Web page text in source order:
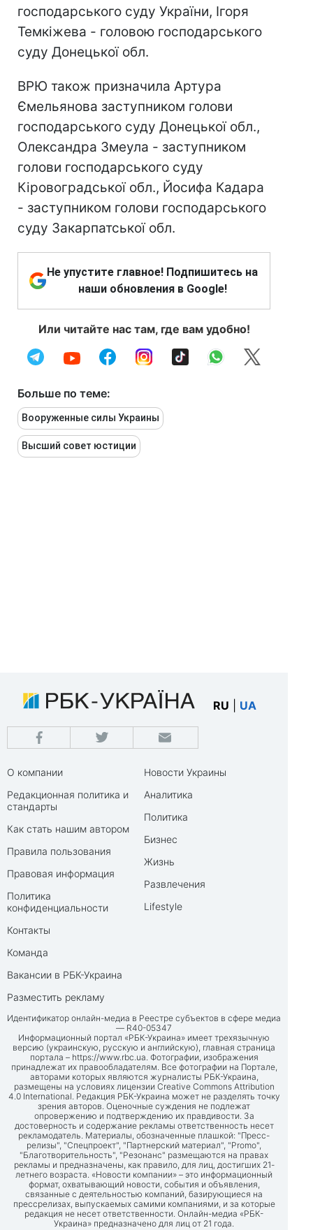
господарського суду України, Ігоря
Темкіжева - головою господарського
суду Донецької обл.
ВРЮ також призначила Артура
Ємельянова заступником голови
господарського суду Донецької обл.,
Олександра Змеула - заступником
голови господарського суду
Кіровоградської обл., Йосифа Кадара
- заступником голови господарського
суду Закарпатської обл.
Не упустите главное! Подпишитесь на
наши обновления в Google!
Или читайте нас там, где вам удобно!
Больше по теме:
Вооруженные силы Украины
Высший совет юстиции
RU UA
О компании
Редакционная политика и
стандарты
Как стать нашим автором
Правила пользования
Правовая информация
Политика
конфиденциальности
Контакты
Команда
Вакансии в РБК-Украина
Разместить рекламу
Новости Украины
Аналитика
Политика
Бизнес
Жизнь
Развлечения
Lifestyle
Идентификатор онлайн-медиа в Реестре субъектов в сфере медиа
— R40-05347
Информационный портал «РБК-Украина» имеет трехязычную
версию (украинскую, русскую и английскую), главная страница
портала – https://www.rbc.ua. Фотографии, изображения
принадлежат их правообладателям. Все фотографии на Портале,
авторами которых являются журналисты РБК-Украина,
размещены на условиях лицензии Creative Commons Attribution
4.0 International. Редакция РБК-Украина может не разделять точку
зрения авторов. Оценочные суждения не подлежат
опровержению и подтверждению их правдивости. За
достоверность и содержание рекламы ответственность несет
рекламодатель. Материалы, обозначенные плашкой: "Пресс-
релизы", "Спецпроект", "Партнерский материал", "Promo",
"Благотворительность", "Резонанс" размещаются на правах
рекламы и предназначены, как правило, для лиц, достигших 21-
летнего возраста. «Новости компании» – это информационный
формат, охватывающий новости, события и объявления,
связанные с деятельностью компаний, базирующиеся на
прессрелизах, выпускаемых самими компаниями, и за которые
редакция не несет ответственности. Онлайн-медиа «РБК-
Украина» предназначено для лиц от 21 года.